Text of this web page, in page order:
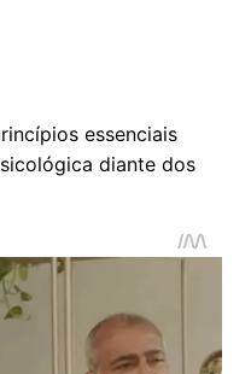
essenciais
diante dos